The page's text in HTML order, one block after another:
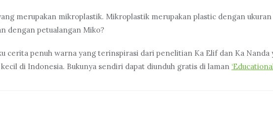
merupakan mikroplastik. Mikroplastik merupakan plastic dengan
dengan petualangan Miko?
cerita penuh warna yang terinspirasi dari penelitian Ka Elif dan Ka
di Indonesia. Bukunya sendiri dapat diunduh gratis di laman